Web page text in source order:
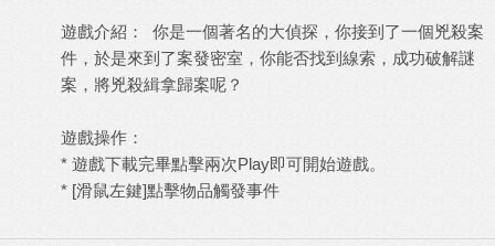
遊戲介紹： 你是一個著名的大偵探，你接到了一個兇殺案
件，於是來到了案發密室，你能否找到線索，成功破解謎
案，將兇殺緝拿歸案呢？
遊戲操作：
* 遊戲下載完畢點擊兩次Play即可開始遊戲。
* [滑鼠左鍵]點擊物品觸發事件